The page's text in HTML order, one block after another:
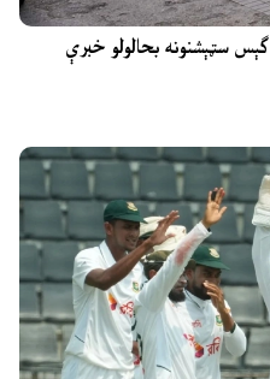
سټېشنونه بحالولو خبرې